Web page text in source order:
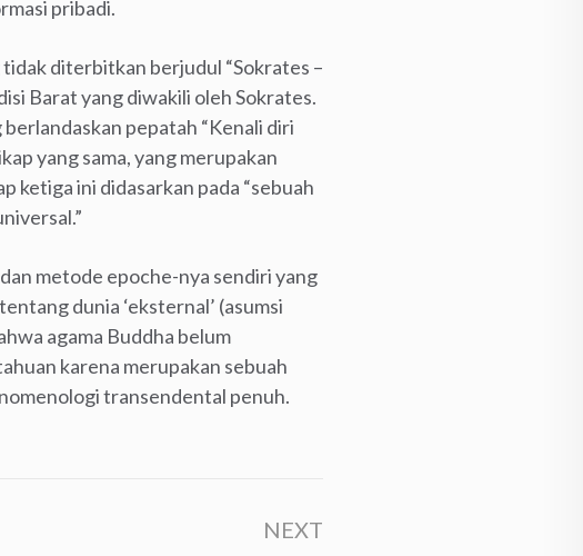
pribadi.
diterbitkan berjudul “Sokrates –
Barat yang diwakili oleh Sokrates.
pepatah “Kenali diri
yang sama, yang merupakan
ketiga ini didasarkan pada “sebuah
metode epoche-nya sendiri yang
dunia ‘eksternal’ (asumsi
agama Buddha belum
karena merupakan sebuah
transendental penuh.
NEXT